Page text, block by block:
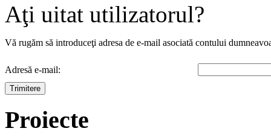
Aţi uitat utilizatorul?
Vă rugăm să introduceţi adresa de e-mail asociată contului
Adresă e-mail:
Trimitere
Proiecte